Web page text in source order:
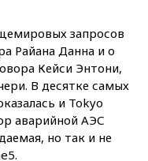
запросов
Райана Данна и о
Кейси Энтони,
В десятке самых
и Tokyo
аварийной АЭС
но так и не